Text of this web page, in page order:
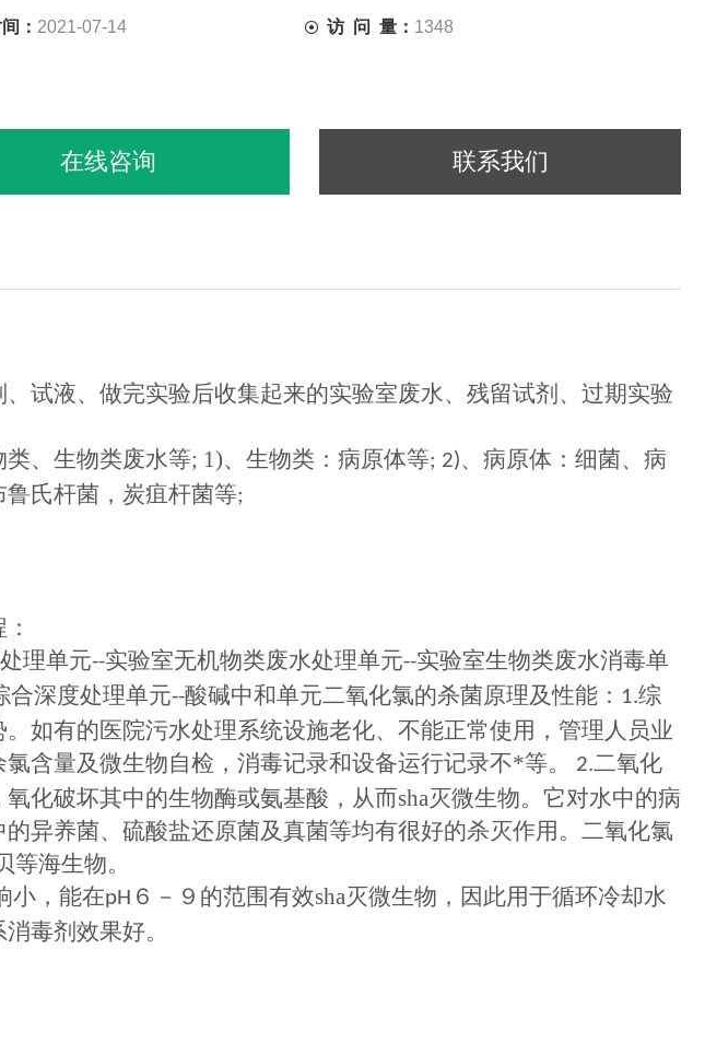
： 2021-07-14 访 问 量： 1348
在线咨询 联系我们
试液、做完实验后收集起来的实验室废水、残留试剂、过期实验
、生物类废水等; 1)、生物类：病原体等; 2)、病原体：细菌、病
氏杆菌，炭疽杆菌等;
理单元--实验室无机物类废水处理单元--实验室生物类废水消毒单
合深度处理单元--酸碱中和单元二氧化氯的杀菌原理及性能： 1.综
如有的医院污水处理系统设施老化、不能正常使用，管理人员业
含量及微生物自检，消毒记录和设备运行记录不*等。
2.二氧化
化破坏其中的生物酶或氨基酸，从而sha灭微生物。它对水中的病
异养菌、硫酸盐还原菌及真菌等均有很好的杀灭作用。二氧化氯
海生物。
小，能在pH ６－９的范围有效sha灭微生物，因此用于循环冷却水
毒剂效果好。